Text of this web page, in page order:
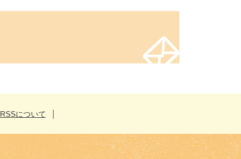
RSSについて